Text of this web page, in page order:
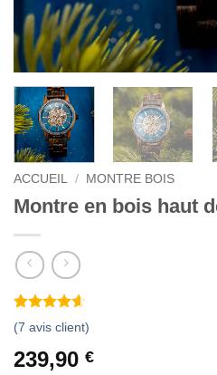
ACCUEIL / MONTRE BOIS
Montre en bois haut
Noté4.57
sur 5 basé
sur
7
notations
(7 avis client)
239,90 €